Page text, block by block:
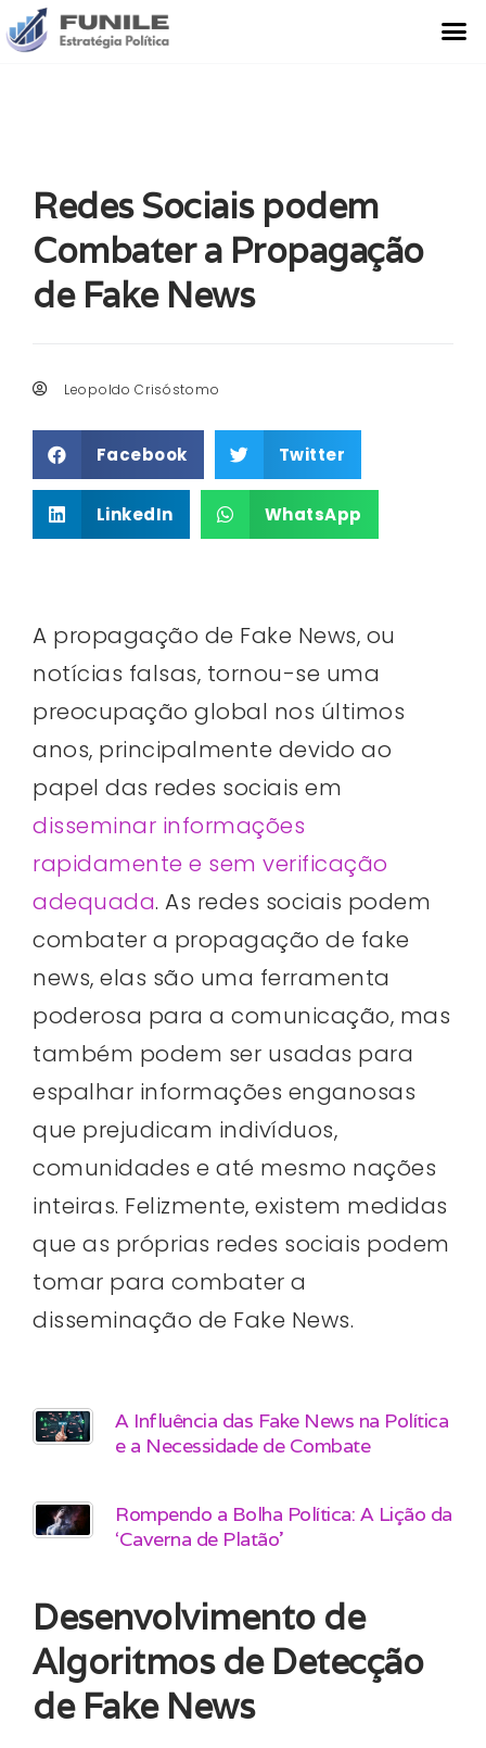
Redes Sociais podem
Combater a Propagação
de Fake News
Leopoldo Crisóstomo
Facebook Twitter
LinkedIn WhatsApp
A propagação de Fake News, ou
notícias falsas, tornou-se uma
preocupação global nos últimos
anos, principalmente devido ao
papel das redes sociais em
disseminar informações
rapidamente e sem verificação
adequada. As redes sociais podem
combater a propagação de fake
news, elas são uma ferramenta
poderosa para a comunicação, mas
também podem ser usadas para
espalhar informações enganosas
que prejudicam indivíduos,
comunidades e até mesmo nações
inteiras. Felizmente, existem medidas
que as próprias redes sociais podem
tomar para combater a
disseminação de Fake News.
A Influência das Fake News na Política
e a Necessidade de Combate
Rompendo a Bolha Política: A Lição da
‘Caverna de Platão’
Desenvolvimento de
Algoritmos de Detecção
de Fake News